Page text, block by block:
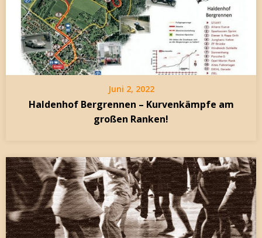
Juni 2, 2022
Haldenhof Bergrennen – Kurvenkämpfe am
großen Ranken!